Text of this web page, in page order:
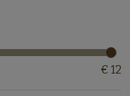
€ 12